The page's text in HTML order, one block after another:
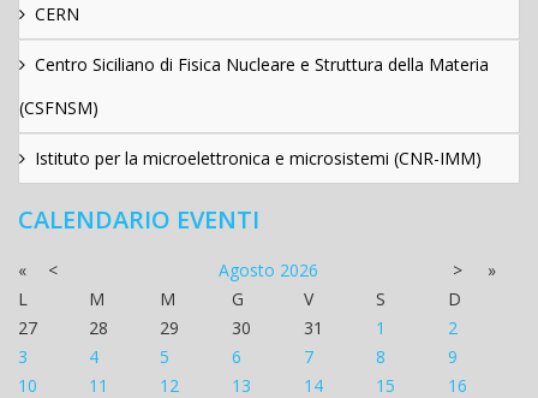
CERN
Centro Siciliano di Fisica Nucleare e Struttura della Materia
(CSFNSM)
Istituto per la microelettronica e microsistemi (CNR-IMM)
CALENDARIO EVENTI
« < Agosto 2026 >
»
L
M M G V S
D
27
28 29 30 31 1
2
3
4 5 6 7 8
9
10
11 12 13 14 15
16